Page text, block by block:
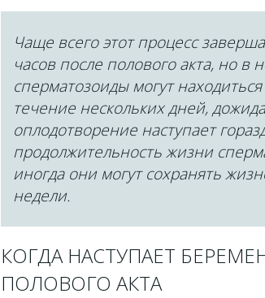
Чаще всего этот процесс
часов после полового акта, но в
сперматозоиды могут
течение нескольких дней,
оплодотворение наступает
продолжительность жизни
иногда они могут сохранять
недели.
КОГДА НАСТУПАЕТ
ПОЛОВОГО АКТА